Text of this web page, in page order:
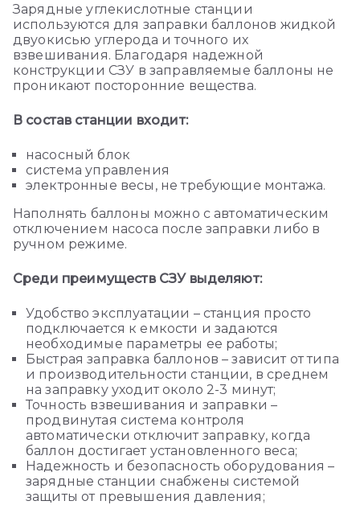
Зарядные углекислотные станции
используются для заправки баллонов жидкой
двуокисью углерода и точного их
взвешивания. Благодаря надежной
конструкции СЗУ в заправляемые баллоны не
проникают посторонние вещества.
В состав станции входит:
насосный блок
система управления
электронные весы, не требующие монтажа.
Наполнять баллоны можно с автоматическим
отключением насоса после заправки либо в
ручном режиме.
Среди преимуществ СЗУ выделяют:
Удобство эксплуатации – станция просто
подключается к емкости и задаются
необходимые параметры ее работы;
Быстрая заправка баллонов – зависит от типа
и производительности станции, в среднем
на заправку уходит около 2-3 минут;
Точность взвешивания и заправки –
продвинутая система контроля
автоматически отключит заправку, когда
баллон достигает установленного веса;
Надежность и безопасность оборудования –
зарядные станции снабжены системой
защиты от превышения давления;